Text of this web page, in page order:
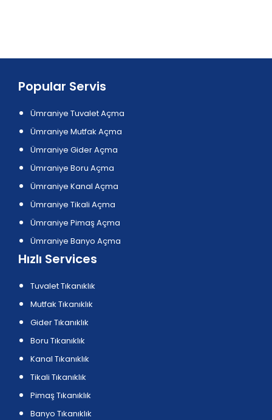
Popular Servis
Ümraniye Tuvalet Açma
Ümraniye Mutfak Açma
Ümraniye Gider Açma
Ümraniye Boru Açma
Ümraniye Kanal Açma
Ümraniye Tikali Açma
Ümraniye Pimaş Açma
Ümraniye Banyo Açma
Hızlı Services
Tuvalet Tıkanıklık
Mutfak Tıkanıklık
Gider Tıkanıklık
Boru Tıkanıklık
Kanal Tıkanıklık
Tikali Tıkanıklık
Pimaş Tıkanıklık
Banyo Tıkanıklık